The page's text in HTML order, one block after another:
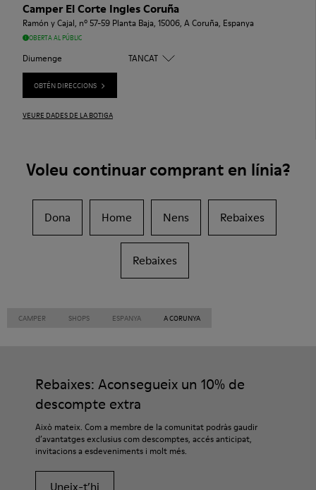
Camper El Corte Ingles Coruña
Ramón y Cajal, nº 57-59 Planta Baja, 15006, A Coruña, Espanya
OBERTA AL PÚBLIC
Diumenge TANCAT
OBTÉN DIRECCIONS
VEURE DADES DE LA BOTIGA
Voleu continuar comprant en línia?
Dona Home Nens Rebaixes
Rebaixes
CAMPER SHOPS ESPANYA A CORUNYA
Rebaixes: Aconsegueix un 10% de
descompte extra
Això mateix. Com a membre de la comunitat podràs gaudir
d’avantatges exclusius com descomptes, accés anticipat,
invitacions a esdeveniments i molt més.
Uneix-t’hi